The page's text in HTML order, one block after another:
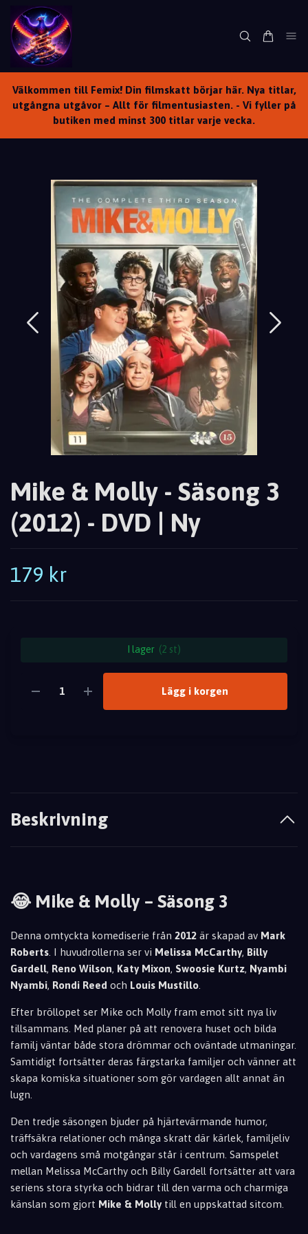
Välkommen till Femix! Din filmskatt börjar här. Nya titlar,
utgångna utgåvor – Allt för filmentusiasten. - Vi fyller på
butiken med minst 300 titlar varje vecka.
Mike & Molly - Säsong 3
(2012) - DVD | Ny
179 kr
I lager (2 st)
Lägg i korgen
Beskrivning
😂 Mike & Molly – Säsong 3
Denna omtyckta komediserie från 2012 är skapad av Mark
Roberts . I huvudrollerna ser vi Melissa McCarthy, Billy
Gardell, Reno Wilson, Katy Mixon, Swoosie Kurtz, Nyambi
Nyambi, Rondi Reed och Louis Mustillo
Efter bröllopet ser Mike och Molly fram emot sitt nya liv
tillsammans. Med planer på att renovera huset och bilda
familj väntar både stora drömmar och oväntade utmaningar.
Samtidigt fortsätter deras färgstarka familjer och vänner att
skapa komiska situationer som gör vardagen allt annat än
lugn.
Den tredje säsongen bjuder på hjärtevärmande humor,
träffsäkra relationer och många skratt där kärlek, familjeliv
och vardagens små motgångar står i centrum. Samspelet
mellan Melissa McCarthy och Billy Gardell fortsätter att vara
seriens stora styrka och bidrar till den varma och charmiga
känslan som gjort Mike & Molly till en uppskattad sitcom.